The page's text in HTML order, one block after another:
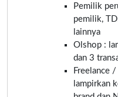
Pemilik
pemilik,
lainnya
Olshop :
dan 3
Freelance
lampirkan